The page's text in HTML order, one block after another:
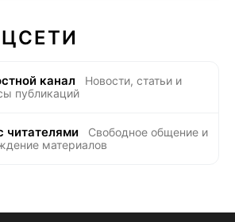
канал
Новости, статьи и
публикаций
читателями
Свободное общение и
материалов